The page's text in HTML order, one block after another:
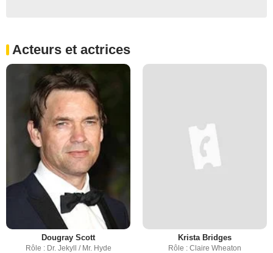
Acteurs et actrices
Dougray Scott
Rôle : Dr. Jekyll / Mr. Hyde
Krista Bridges
Rôle : Claire Wheaton